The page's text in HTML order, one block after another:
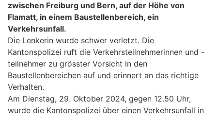
zwischen Freiburg und Bern, auf der Höhe von
Flamatt, in einem Baustellenbereich, ein
Verkehrsunfall.
Die Lenkerin wurde schwer verletzt. Die
Kantonspolizei ruft die Verkehrsteilnehmerinnen und -
teilnehmer zu grösster Vorsicht in den
Baustellenbereichen auf und erinnert an das richtige
Verhalten.
Am Dienstag, 29. Oktober 2024, gegen 12.50 Uhr,
wurde die Kantonspolizei über einen Verkehrsunfall in